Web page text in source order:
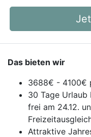
Das bieten wir
3688€ - 4100€
30 Tage Urlaub
frei am 24.12.
Attraktive